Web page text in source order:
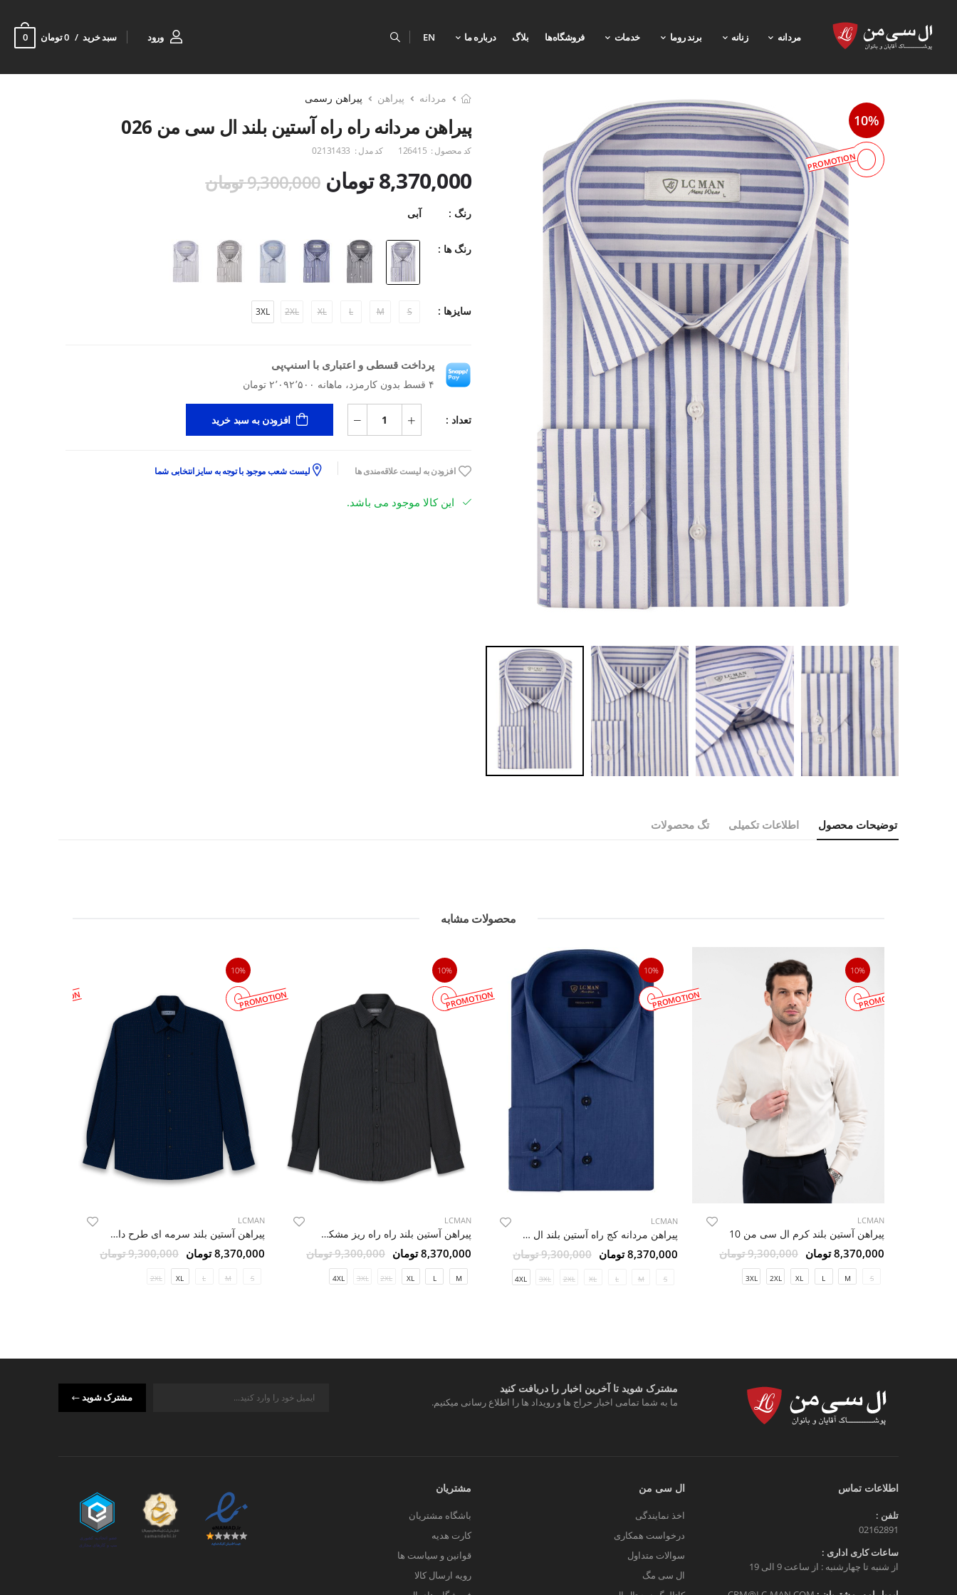
مردانه زنانه برند روما خدمات فروشگاه‌ها بلاگ درباره ما EN ورود سبد خرید 0 تومان 0
10%
PROMOTION
مردانه پیراهن پیراهن رسمی
پیراهن مردانه راه راه آستین بلند ال سی من 026
کد محصول : 126415 کد مدل : 02131433
8,370,000 تومان 9,300,000 تومان
رنگ : آبی
رنگ ها :
سایزها : S
M
L
XL
2XL
3XL
پرداخت قسطی و اعتباری با اسنپ‌پی
۴ قسط بدون کارمزد، ماهانه ۲٬۰۹۲٬۵۰۰ تومان
تعداد : افزودن به سبد خرید
افزودن به لیست علاقه‌مندی ها لیست شعب موجود با توجه به سایز انتخابی شما
این کالا موجود می باشد.
توضیحات محصول اطلاعات تکمیلی تگ محصولات
محصولات مشابه
10%
PROMOTION
LCMAN
پیراهن آستین بلند کرم ال سی من 10
8,370,000 تومان 9,300,000 تومان
S
M
L
XL
2XL
3XL
10%
PROMOTION
LCMAN
پیراهن مردانه کج راه آستین بلند ال سی من 032
8,370,000 تومان 9,300,000 تومان
S
M
L
XL
2XL
3XL
4XL
10%
PROMOTION
LCMAN
پیراهن آستین بلند راه راه ریز مشکی ال سی من 6
8,370,000 تومان 9,300,000 تومان
M
L
XL
2XL
3XL
4XL
10%
PROMOTION
LCMAN
پیراهن آستین بلند سرمه ای طرح دار ال سی من 90
8,370,000 تومان 9,300,000 تومان
S
M
L
XL
2XL
PROMOTION
مشترک شوید تا آخرین اخبار را دریافت کنید
ما به شما تمامی اخبار حراج ها و رویداد ها را اطلاع رسانی میکنیم. مشترک شوید
اطلاعات تماس
تلفن :
02162891
ساعات کاری اداری :
از شنبه تا چهارشنبه : از ساعت 9 الی 19
ال سی من
اخذ نمایندگی
درخواست همکاری
سوالات متداول
ال سی مگ
مشتریان
باشگاه مشتریان
کارت هدیه
قوانین و سیاست ها
رویه ارسال کالا